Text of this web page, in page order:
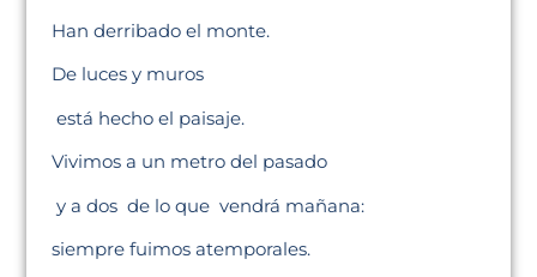
Han derribado el monte.
De luces y muros
está hecho el paisaje.
Vivimos a un metro del pasado
y a dos de lo que vendrá mañana:
siempre fuimos atemporales.